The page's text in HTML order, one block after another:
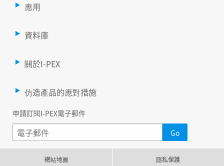
應用
資料庫
關於I-PEX
仿造產品的應對措施
申請訂閱I-PEX電子郵件
網站地圖 隱私保護